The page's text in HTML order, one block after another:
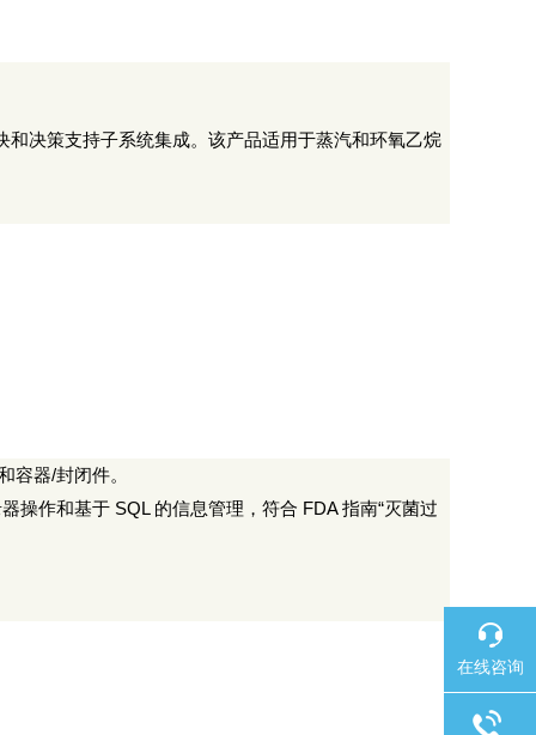
和决策支持子系统集成。该产品适用于蒸汽和环氧乙烷
容器/封闭件。
操作和基于 SQL 的信息管理，符合 FDA指南“灭菌过
在线咨询